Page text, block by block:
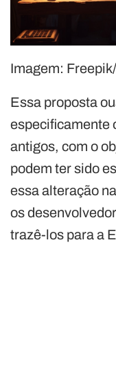
Imagem:
Essa proposta
especificamente
antigos, com o
podem ter sido
essa alteração
os
trazê-los para a